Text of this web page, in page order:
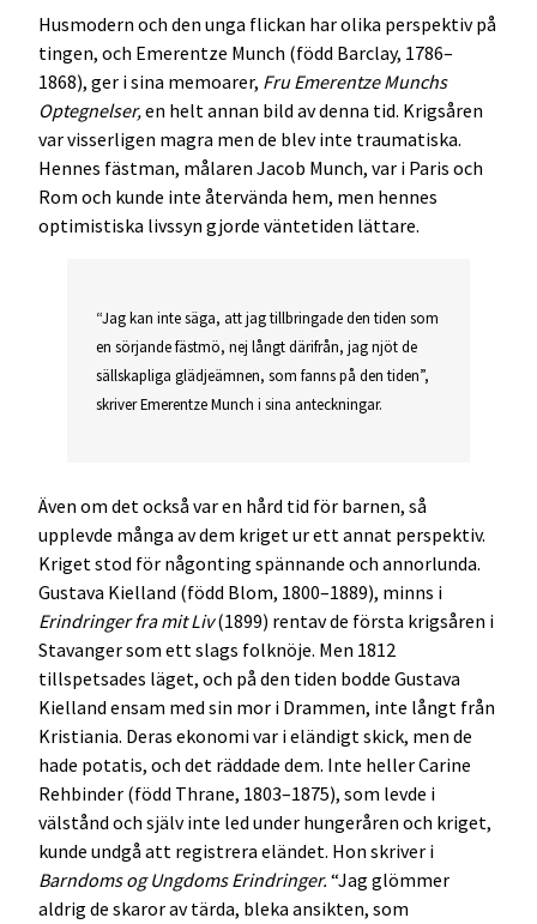
Husmodern och den unga flickan har olika perspektiv på
tingen, och Emerentze Munch (född Barclay, 1786–
1868), ger i sina memoarer, Fru Emerentze Munchs
Optegnelser,en helt annan bild av denna tid. Krigsåren
var visserligen magra men de blev inte traumatiska.
Hennes fästman, målaren Jacob Munch, var i Paris och
Rom och kunde inte återvända hem, men hennes
optimistiska livssyn gjorde väntetiden lättare.
“Jag kan inte säga, att jag tillbringade den tiden som
en sörjande fästmö, nej långt därifrån, jag njöt de
sällskapliga glädjeämnen, som fanns på den tiden”,
skriver Emerentze Munch i sina anteckningar.
Även om det också var en hård tid för barnen, så
upplevde många av dem kriget ur ett annat perspektiv.
Kriget stod för någonting spännande och annorlunda.
Gustava Kielland (född Blom, 1800–1889), minns i
Erindringer fra mit Liv(1899) rentav de första krigsåren i
Stavanger som ett slags folknöje. Men 1812
tillspetsades läget, och på den tiden bodde Gustava
Kielland ensam med sin mor i Drammen, inte långt från
Kristiania. Deras ekonomi var i eländigt skick, men de
hade potatis, och det räddade dem. Inte heller Carine
Rehbinder (född Thrane, 1803–1875), som levde i
välstånd och själv inte led under hungeråren och kriget,
kunde undgå att registrera eländet. Hon skriver i
Barndoms og Ungdoms Erindringer. “Jag glömmer
aldrig de skaror av tärda, bleka ansikten, som